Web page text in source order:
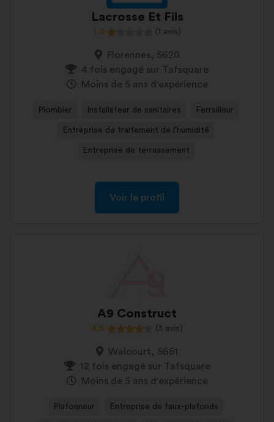
Lacrosse Et Fils
1,0 (1 avis)
Florennes, 5620
4 fois engagé sur Tafsquare
Moins de 5 ans d'expérience
Plombier Installateur de sanitaires Ferrailleur
Entreprise de traitement de l'humidité
Entreprise de terrassement
Voir le profil
A9 Construct
4,6 (3 avis)
Walcourt, 5651
12 fois engagé sur Tafsquare
Moins de 5 ans d'expérience
Plafonneur Entreprise de faux-plafonds